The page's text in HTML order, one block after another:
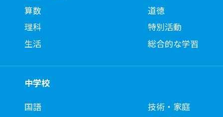
算数
理科
生活
道徳
特別活動
総合的な学習
中学校
国語
技術・家庭